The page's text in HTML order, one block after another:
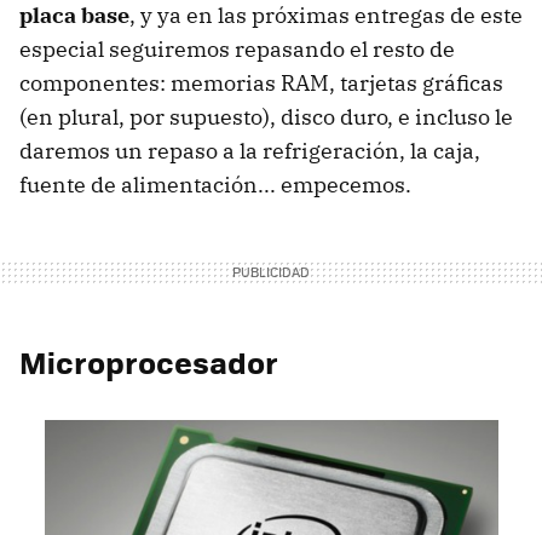
placa base, y ya en las próximas entregas de este
especial seguiremos repasando el resto de
componentes: memorias RAM, tarjetas gráficas
(en plural, por supuesto), disco duro, e incluso le
daremos un repaso a la refrigeración, la caja,
fuente de alimentación... empecemos.
Microprocesador